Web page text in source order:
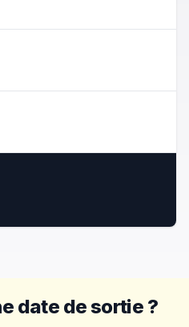
date de sortie ?